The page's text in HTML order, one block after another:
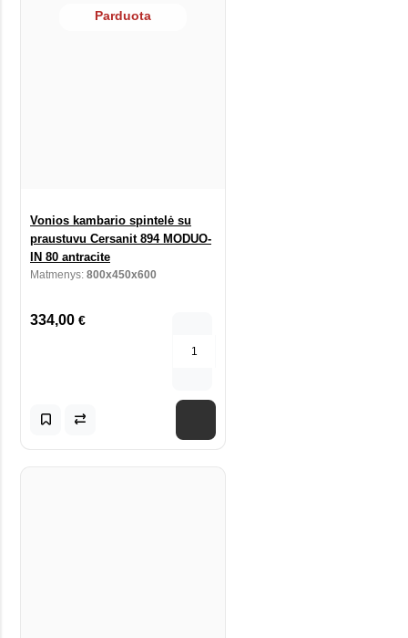
Parduota
Vonios kambario spintelė su
praustuvu Cersanit 894 MODUO-
IN 80 antracite
Matmenys: 800x450x600
334,00 €